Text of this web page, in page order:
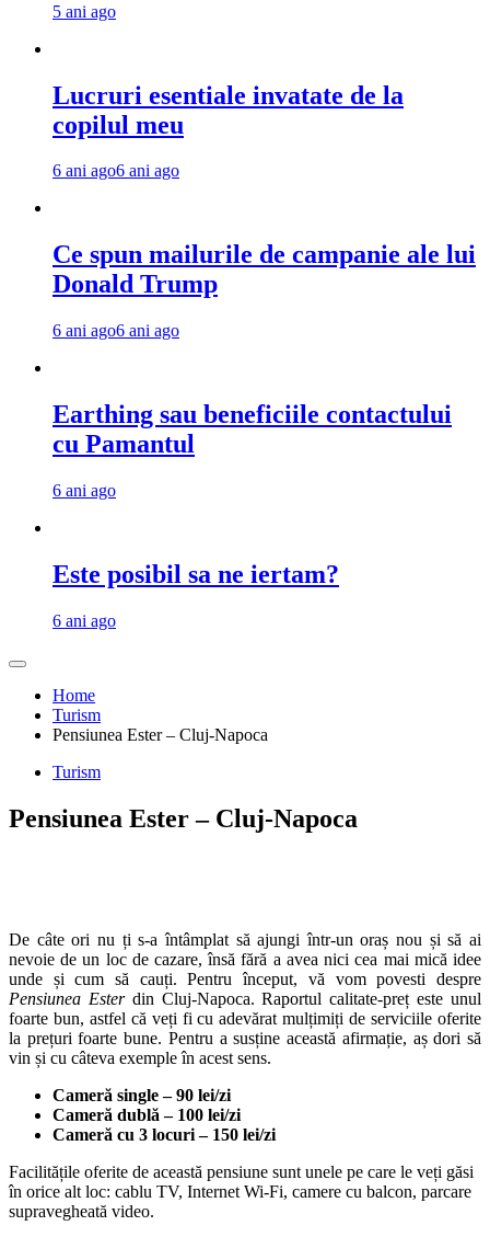
5 ani ago
Lucruri esentiale invatate de la
copilul meu
6 ani ago6 ani ago
Ce spun mailurile de campanie ale lui
Donald Trump
6 ani ago6 ani ago
Earthing sau beneficiile contactului
cu Pamantul
6 ani ago
Este posibil sa ne iertam?
6 ani ago
Home
Turism
Pensiunea Ester – Cluj-Napoca
Turism
Pensiunea Ester – Cluj-Napoca
De câte ori nu ți s-a întâmplat să ajungi într-un oraș nou și să ai
nevoie de un loc de cazare, însă fără a avea nici cea mai mică idee
unde și cum să cauți. Pentru început, vă vom povesti despre
Pensiunea Esterdin Cluj-Napoca. Raportul calitate-preț este unul
foarte bun, astfel că veți fi cu adevărat mulțimiți de serviciile oferite
la prețuri foarte bune. Pentru a susține această afirmație, aș dori să
vin și cu câteva exemple în acest sens.
Cameră single – 90 lei/zi
Cameră dublă – 100 lei/zi
Cameră cu 3 locuri – 150 lei/zi
Facilitățile oferite de această pensiune sunt unele pe care le veți găsi
în orice alt loc: cablu TV, Internet Wi-Fi, camere cu balcon, parcare
supravegheată video.